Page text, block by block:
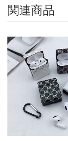
関連商品